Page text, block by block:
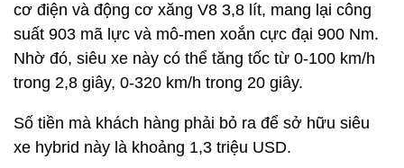
cơ điện và động cơ xăng V8 3,8 lít, mang lại công
suất 903 mã lực và mô-men xoắn cực đại 900 Nm.
Nhờ đó, siêu xe này có thể tăng tốc từ 0-100 km/h
trong 2,8 giây, 0-320 km/h trong 20 giây.
Số tiền mà khách hàng phải bỏ ra để sở hữu siêu
xe hybrid này là khoảng 1,3 triệu USD.